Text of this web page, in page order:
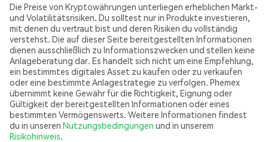
Die Preise von Kryptowährungen unterliegen erheblichen Markt-
und Volatilitätsrisiken. Du solltest nur in Produkte investieren,
mit denen du vertraut bist und deren Risiken du vollständig
verstehst. Die auf dieser Seite bereitgestellten Informationen
dienen ausschließlich zu Informationszwecken und stellen keine
Anlageberatung dar. Es handelt sich nicht um eine Empfehlung,
ein bestimmtes digitales Asset zu kaufen oder zu verkaufen
oder eine bestimmte Anlagestrategie zu verfolgen. Phemex
übernimmt keine Gewähr für die Richtigkeit, Eignung oder
Gültigkeit der bereitgestellten Informationen oder eines
bestimmten Vermögenswerts. Weitere Informationen findest
du in unseren Nutzungsbedingungen und in unserem
Risikohinweis.